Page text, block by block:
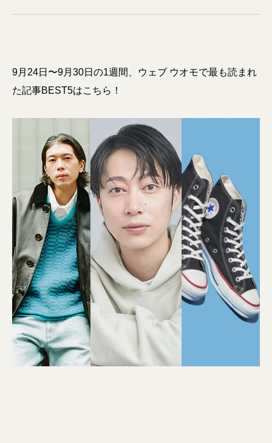
9月24日〜9月30日の1週間、ウェブ ウオモで最も読まれ
た記事BEST5はこちら！